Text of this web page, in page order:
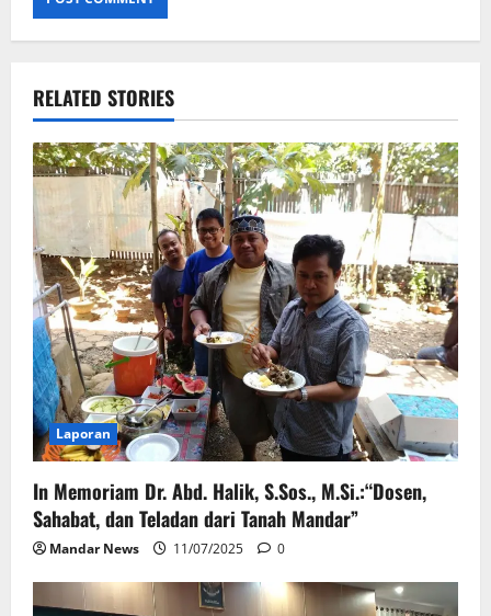
RELATED STORIES
Laporan
In Memoriam Dr. Abd. Halik, S.Sos., M.Si.:“Dosen,
Sahabat, dan Teladan dari Tanah Mandar”
Mandar News 11/07/2025 0